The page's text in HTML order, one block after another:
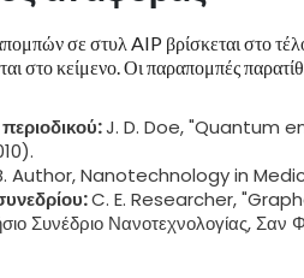
σε στυλ AIP βρίσκεται στο
στο κείμενο. Οι παραπομπές
J. D. Doe, "Quantum
Author, Nanotechnology in
C. E. Researcher,
Συνέδριο Νανοτεχνολογίας, Σαν